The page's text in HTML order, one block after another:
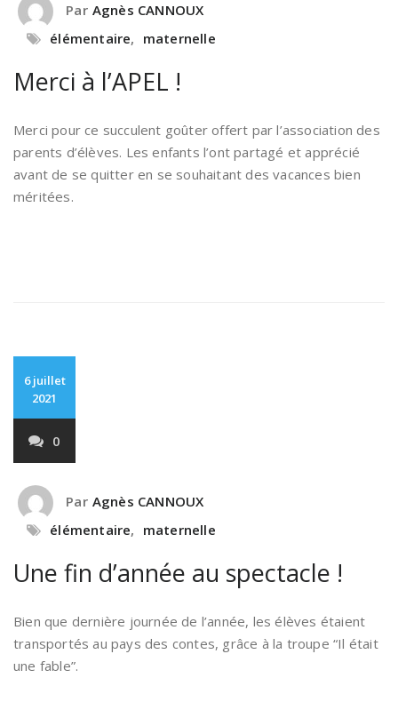
Par Agnès CANNOUX
élémentaire, maternelle
Merci à l’APEL !
Merci pour ce succulent goûter offert par l’association des
parents d’élèves. Les enfants l’ont partagé et apprécié
avant de se quitter en se souhaitant des vacances bien
méritées.
6 juillet
2021
0
Par Agnès CANNOUX
élémentaire, maternelle
Une fin d’année au spectacle !
Bien que dernière journée de l’année, les élèves étaient
transportés au pays des contes, grâce à la troupe “Il était
une fable”.